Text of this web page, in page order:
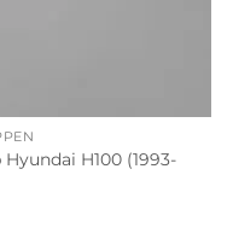
H100 (1993-